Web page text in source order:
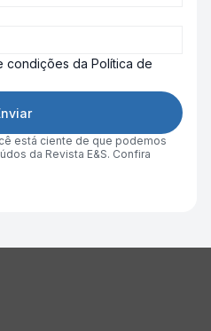
condições da Política de
está ciente de que podemos
da Revista E&S. Confira